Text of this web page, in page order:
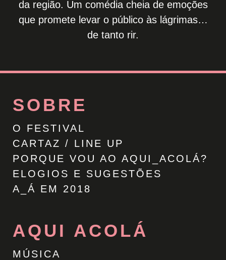
da região. Um comédia cheia de emoções
que promete levar o público às lágrimas…
de tanto rir.
SOBRE
O FESTIVAL
CARTAZ / LINE UP
PORQUE VOU AO AQUI_ACOLÁ?
ELOGIOS E SUGESTÕES
A_Á EM 2018
AQUI ACOLÁ
MÚSICA